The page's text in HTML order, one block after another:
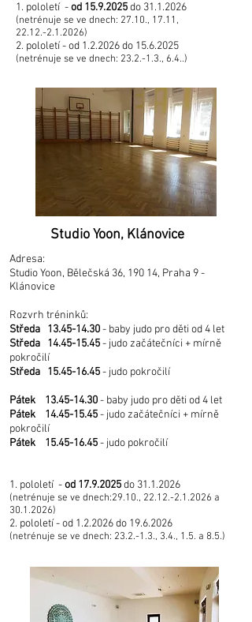
1. pololetí -od 15.9.2025do 31.1.2026
(netrénuje se ve dnech: 27.10., 17.11,
22.12.-2.1.2026)
2. pololetí - od 1.2.2026 do 15.6.2025
(netrénuje se ve dnech: 23.2.-1.3., 6.4..)
Studio Yoon, Klánovice
Adresa:
Studio Yoon, Bělečská 36, 190 14, Praha 9 -
Klánovice
Rozvrh tréninků:
Středa 13.45-14.30- baby judo pro děti od 4 let
Středa 14.45-15.45- judo začátečníci + mírně
pokročilí
Středa 15.45-16.45- judo pokročilí
Pátek 13.45-14.30- baby judo pro děti od 4 let
Pátek 14.45-15.45- judo začátečníci + mírně
pokročilí
Pátek 15.45-16.45- judo pokročilí
1. pololetí -od 17.9.2025do 31.1.2026
(netrénuje se ve dnech:29.10., 22.12.-2.1.2026 a
30.1.2026)
2. pololetí - od 1.2.2026do 19.6.2026
(netrénuje se ve dnech: 23.2.-1.3., 3.4., 1.5. a 8.5.)